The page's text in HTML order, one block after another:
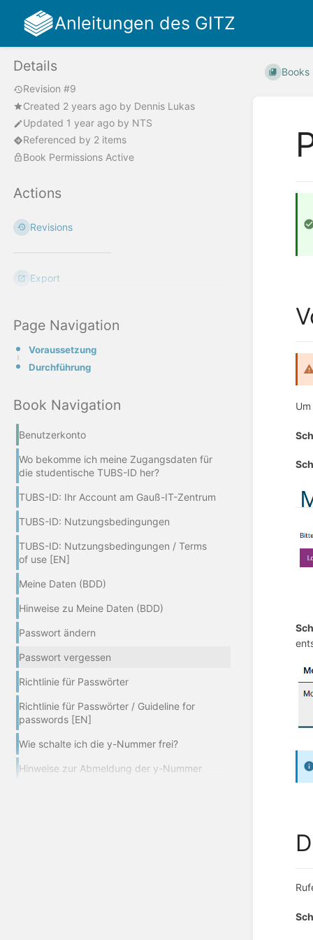
Anleitungen des GITZ
Details
Revision #9
Created 2 years ago by Dennis Lukas
Updated 1 year ago by NTS
Referenced by 2 items
Book Permissions Active
Actions
Revisions
Export
Page Navigation
Voraussetzung
Durchführung
Book Navigation
Benutzerkonto
Wo bekomme ich meine Zugangsdaten für
die studentische TUBS-ID her?
TUBS-ID: Ihr Account am Gauß-IT-Zentrum
TUBS-ID: Nutzungsbedingungen
TUBS-ID: Nutzungsbedingungen / Terms
of use [EN]
Meine Daten (BDD)
Hinweise zu Meine Daten (BDD)
Passwort ändern
Passwort vergessen
Richtlinie für Passwörter
Richtlinie für Passwörter / Guideline for
passwords [EN]
Wie schalte ich die y-Nummer frei?
Hinweise zur Abmeldung der y-Nummer
Books
S